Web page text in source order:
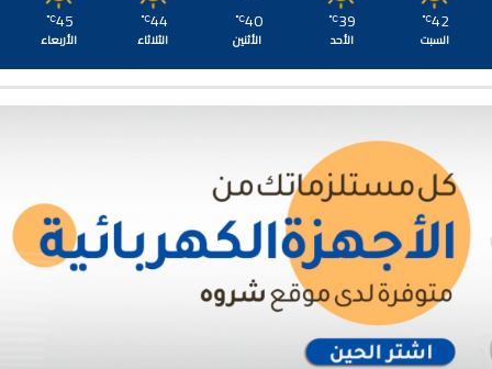
42
℃
السبت
39
℃
الأحد
40
℃
الأثنين
44
℃
الثلاثاء
45
℃
الأربعاء